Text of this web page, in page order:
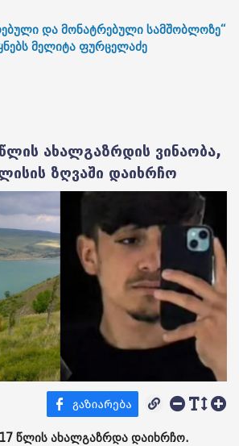
და მონატრებული სამშობლოზე“
მელიტა ფურცელაძე
ახალგაზრდის ვინაობა,
ზღვაში დაიხრჩო
წლის ახალგაზრდა დაიხრჩო.